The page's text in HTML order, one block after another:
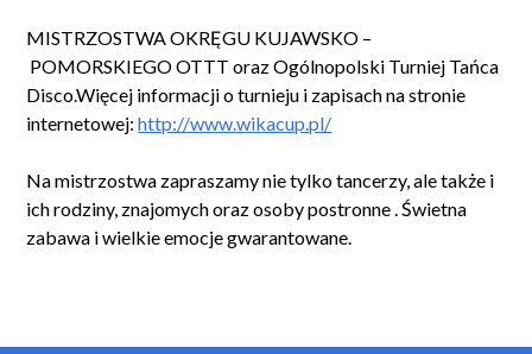
MISTRZOSTWA OKRĘGU KUJAWSKO –
POMORSKIEGO OTTT oraz Ogólnopolski Turniej Tańca
Disco.Więcej informacji o turnieju i zapisach na stronie
internetowej:http://www.wikacup.pl/
Na mistrzostwa zapraszamy nie tylko tancerzy, ale także i
ich rodziny, znajomych oraz osoby postronne . Świetna
zabawa i wielkie emocje gwarantowane.